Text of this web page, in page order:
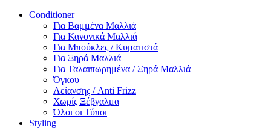
Conditioner
Για Βαμμένα Μαλλιά
Για Κανονικά Μαλλιά
Για Μπούκλες / Κυματιστά
Για Ξηρά Μαλλιά
Για Ταλαιπωρημένα / Ξηρά Μαλλιά
Όγκου
Λείανσης / Anti Frizz
Χωρίς Ξέβγαλμα
Όλοι οι Τύποι
Styling